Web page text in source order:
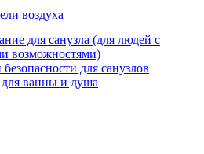
воздуха
для санузла (для людей с
возможностями)
для санузлов
ванны и душа